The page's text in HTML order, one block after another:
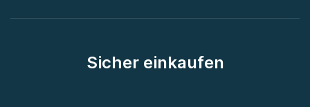
Sicher einkaufen